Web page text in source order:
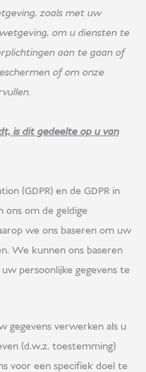
zoals met uw
om u diensten te
aan te gaan of
of om onze
is dit gedeelte op u van
(GDPR) en de GDPR in
ons om de geldige
we ons baseren om uw
We kunnen ons baseren
persoonlijke gegevens te
gegevens verwerken als u
(d.w.z. toestemming)
voor een specifiek doel te